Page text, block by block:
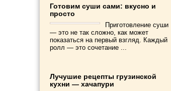
Готовим суши сами: вкусно и
просто
Приготовление суши
— это не так сложно, как может
показаться на первый взгляд. Каждый
ролл — это сочетание ...
Лучушие рецепты грузинской
кухни — хачапури